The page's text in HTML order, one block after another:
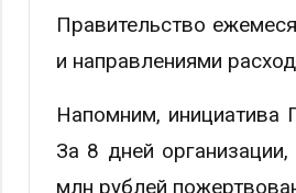
Правительство
и направлениями
Напомним, инициатива
За 8 дней
млн рублей